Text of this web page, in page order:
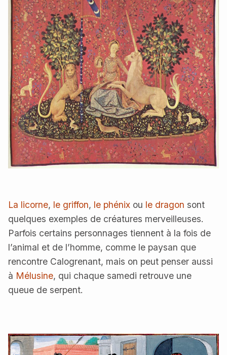
La licorne, le griffon, le phénix ou le dragon sont
quelques exemples de créatures merveilleuses.
Parfois certains personnages tiennent à la fois de
l’animal et de l’homme, comme le paysan que
rencontre Calogrenant, mais on peut penser aussi
à Mélusine, qui chaque samedi retrouve une
queue de serpent.